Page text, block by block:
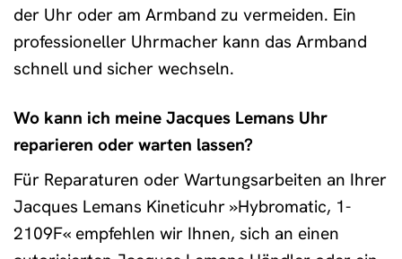
der Uhr oder am Armband zu vermeiden. Ein
professioneller Uhrmacher kann das Armband
schnell und sicher wechseln.
Wo kann ich meine Jacques Lemans Uhr
reparieren oder warten lassen?
Für Reparaturen oder Wartungsarbeiten an Ihrer
Jacques Lemans Kineticuhr »Hybromatic, 1-
2109F« empfehlen wir Ihnen, sich an einen